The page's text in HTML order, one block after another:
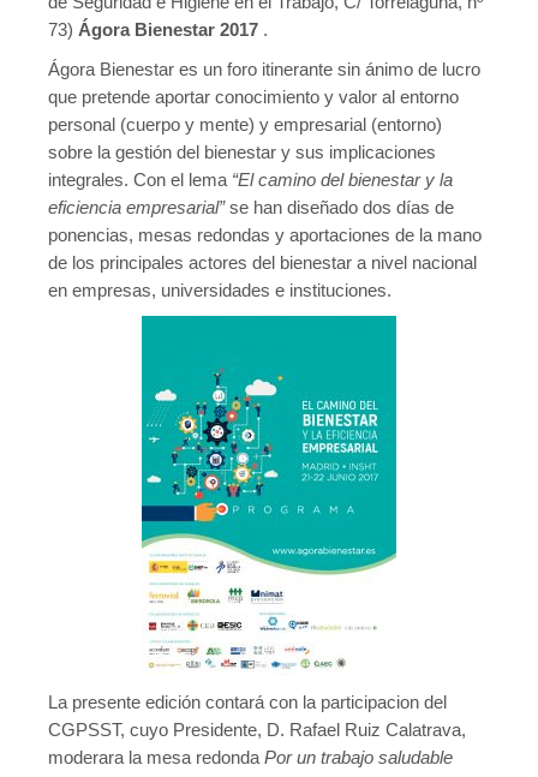
73) Ágora Bienestar 2017 .
Ágora Bienestar es un foro itinerante sin ánimo de lucro
que pretende aportar conocimiento y valor al entorno
personal (cuerpo y mente) y empresarial (entorno)
sobre la gestión del bienestar y sus implicaciones
integrales. Con el lema “El camino del bienestar y la
eficiencia empresarial”se han diseñado dos días de
ponencias, mesas redondas y aportaciones de la mano
de los principales actores del bienestar a nivel nacional
en empresas, universidades e instituciones.
La presente edición contará con la participacion del
CGPSST, cuyo Presidente, D. Rafael Ruiz Calatrava,
moderara la mesa redondaPor un trabajo saludable